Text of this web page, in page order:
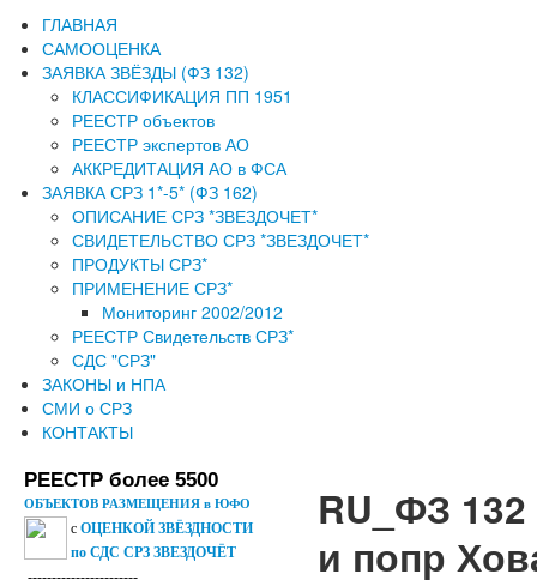
ГЛАВНАЯ
САМООЦЕНКА
ЗАЯВКА ЗВЁЗДЫ (ФЗ 132)
КЛАССИФИКАЦИЯ ПП 1951
РЕЕСТР объектов
РЕЕСТР экспертов АО
АККРЕДИТАЦИЯ АО в ФСА
ЗАЯВКА СРЗ 1*-5* (ФЗ 162)
ОПИСАНИЕ СРЗ *ЗВЕЗДОЧЕТ*
СВИДЕТЕЛЬСТВО СРЗ *ЗВЕЗДОЧЕТ*
ПРОДУКТЫ СРЗ*
ПРИМЕНЕНИЕ СРЗ*
Мониторинг 2002/2012
РЕЕСТР Свидетельств СРЗ*
СДС "СРЗ"
ЗАКОНЫ и НПА
СМИ о СРЗ
КОНТАКТЫ
РЕЕСТР более 5500
ОБЪЕКТОВ РАЗМЕЩЕНИЯ в ЮФО
с ОЦЕНКОЙ ЗВЁЗДНОСТИ
по СДС СРЗ ЗВЕЗДОЧЁТ
-----------------------
RU_ФЗ
и попр